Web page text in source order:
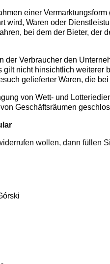
einer
wird, Waren oder
bei dem der Bieter, der
der Verbraucher den
gilt nicht hinsichtlich weiterer
gelieferter Waren, die
von Wett- und
Geschäftsräumen
wollen, dann füllen